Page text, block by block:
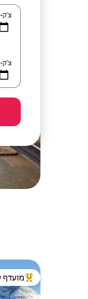
צ'ק-
מוביל
מועדף